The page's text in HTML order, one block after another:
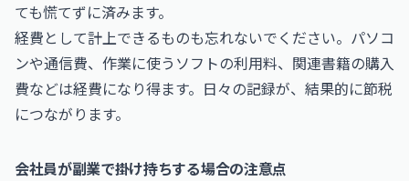
ても慌てずに済みます。
経費として計上できるものも忘れないでください。パソコ
ンや通信費、作業に使うソフトの利用料、関連書籍の購入
費などは経費になり得ます。日々の記録が、結果的に節税
につながります。
会社員が副業で掛け持ちする場合の注意点